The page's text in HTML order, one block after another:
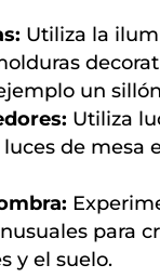
Utiliza la
un
Utiliza
de mesa
para
y el suelo.